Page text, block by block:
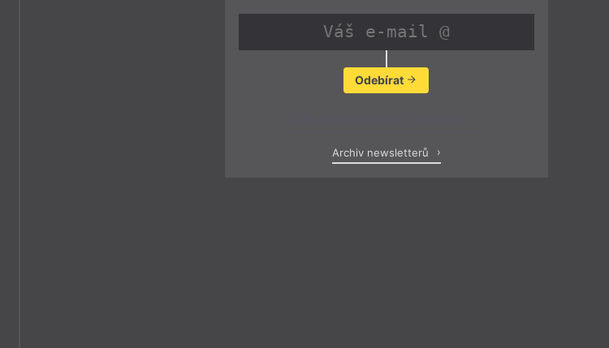
Odebírat
Archiv newsletterů